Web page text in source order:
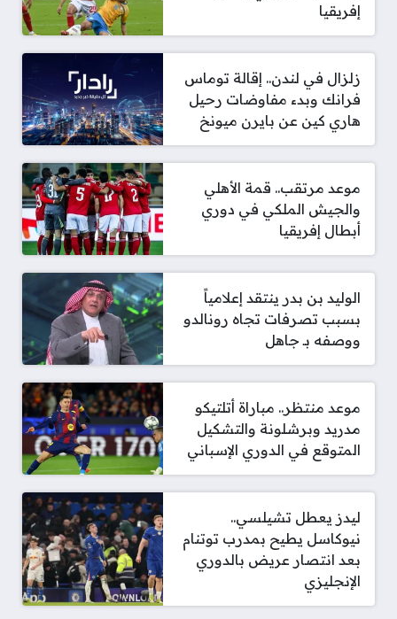
إفريقيا
زلزال في لندن.. إقالة توماس
فرانك وبدء مفاوضات رحيل
هاري كين عن بايرن ميونخ
موعد مرتقب.. قمة الأهلي
والجيش الملكي في دوري
أبطال إفريقيا
الوليد بن بدر ينتقد إعلامياً
بسبب تصرفات تجاه رونالدو
ووصفه بـ جاهل
موعد منتظر.. مباراة أتلتيكو
مدريد وبرشلونة والتشكيل
المتوقع في الدوري الإسباني
ليدز يعطل تشيلسي..
نيوكاسل يطيح بمدرب توتنام
بعد انتصار عريض بالدوري
الإنجليزي